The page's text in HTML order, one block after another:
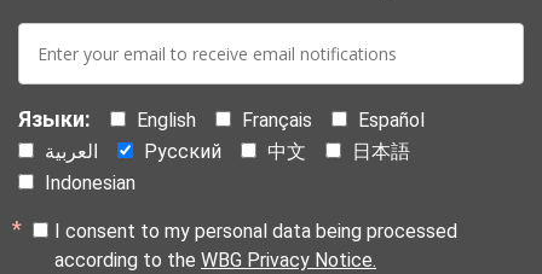
mail:
Языки: English Français
Español
العربية
Русский 中文
日本語
Indonesian
I consent to my personal data being processed
according to the WBG Privacy Notice.